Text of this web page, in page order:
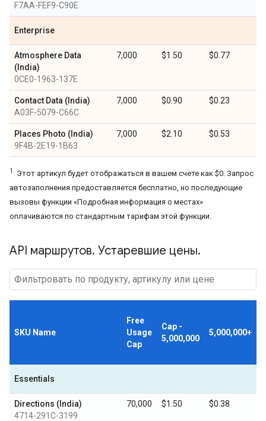
F7AA-FEF9-C90E
Enterprise
Atmosphere Data
(India)
0CE0-1963-137E
7,000 $1.50 $0.77
Contact Data (India)
A03F-5079-C66C
7,000 $0.90 $0.23
Places Photo (India)
9F4B-2E19-1B63
7,000 $2.10 $0.53
1.
Этот артикул будет отображаться в вашем счете как $0. Запрос
автозаполнения предоставляется бесплатно, но последующие
вызовы функции «Подробная информация о местах»
оплачиваются по стандартным тарифам этой функции.
API маршрутов. Устаревшие цены.
SKU Name
Free
Usage
Cap
Cap -
5,000,000
5,000,000+
Essentials
Directions (India)
4714-291C-3199
70,000 $1.50 $0.38